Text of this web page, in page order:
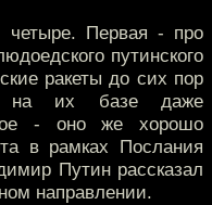
четыре. Первая - про
путинского
ракеты до сих пор
на их базе даже
- оно же хорошо
в рамках Послания
Путин рассказал
направлении.